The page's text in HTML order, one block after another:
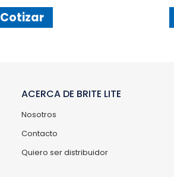
Cotizar
ACERCA DE BRITE LITE
Nosotros
Contacto
Quiero ser distribuidor